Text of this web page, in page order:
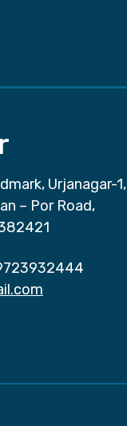
Urjanagar-1,
– Por Road,